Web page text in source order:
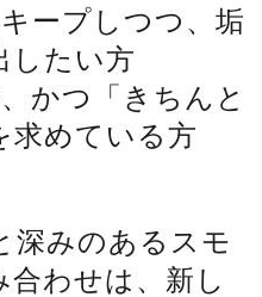
ープしつつ、垢
したい方
かつ「きちんと
求めている方
深みのあるスモ
わせは、新し